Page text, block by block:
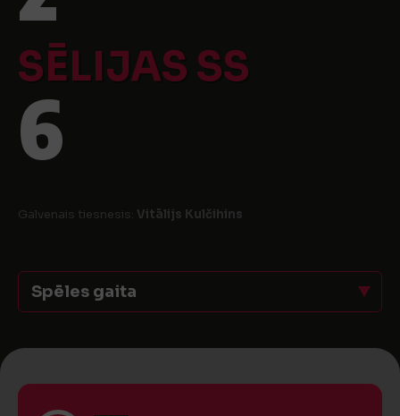
SĒLIJAS SS
6
Galvenais tiesnesis: Vitālijs Kulčihins
Spēles gaita